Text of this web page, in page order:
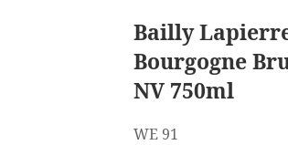
Bailly
Bourgogne
NV 750ml
WE 91